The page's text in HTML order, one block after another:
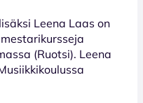
Leena Laas on
(Ruotsi). Leena